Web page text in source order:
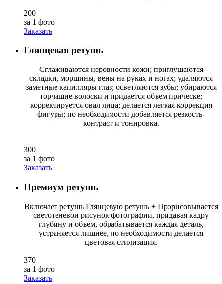
200
за 1 фото
Заказать
Глянцевая ретушь
Сглаживаются неровности кожи; приглушаются
складки, морщины, вены на руках и ногах; удаляются
заметные капилляры глаз; осветляются зубы; убираются
торчащие волоски и придается объем прическе;
корректируется овал лица; делается легкая коррекция
фигуры; по необходимости добавляется резкость-
контраст и тонировка.
300
за 1 фото
Заказать
Премиум ретушь
Включает ретушь Глянцевую ретушь + Прорисовывается
светотеневой рисунок фотографии, придавая кадру
глубину и объем, обрабатывается каждая деталь,
устраняется лишнее, по необходимости делается
цветовая стилизация.
370
за 1 фото
Заказать